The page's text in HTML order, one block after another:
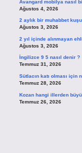
Avangard mobilya nasıl
Ağustos 4, 2026
2 aylık bir muhabbet
Ağustos 3, 2026
2 yıl içinde alınmayan
Ağustos 3, 2026
İngilizce 9 5 nasıl denir ?
Temmuz 31, 2026
Sütlacın katı olması için
Temmuz 28, 2026
Kozan hangi illerden
Temmuz 26, 2026